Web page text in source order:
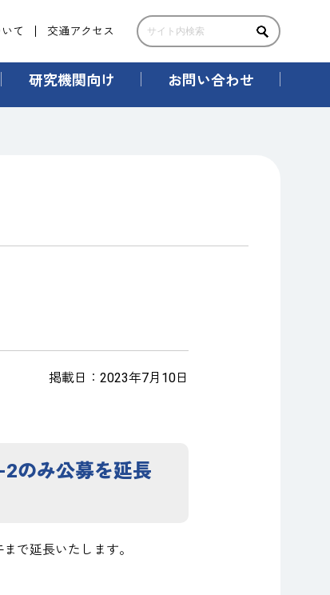
て 交通アクセス
研究機関向け お問い合わせ
掲載日：2023年7月10日
のみ公募を延長
で延長いたします。